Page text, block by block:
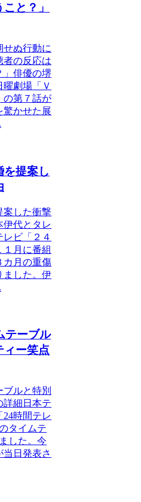
と？」
せぬ行動に
者の反応は
」俳優の堺
劇場「Ｖ
の第７話が
驚かせた展
を提案し
案した衝撃
伊代とタレ
レビ「２４
１月に番組
カ月の重傷
ました。伊
テーブル
ィー笑点
ブルと特別
詳細日本テ
時間テレ
タイムテ
した。今
当日発表さ